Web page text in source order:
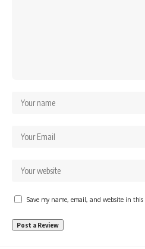
Save my name, email, and website in